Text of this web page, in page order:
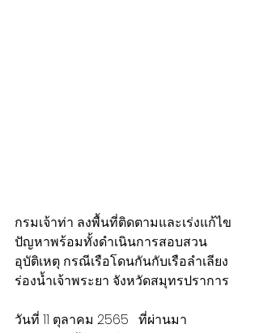
กรมเจ้าท่า ลงพื้นที่ติดตามและเร่งแก้ไข
ปัญหาพร้อมทั้งดำเนินการสอบสวน
อุบัติเหตุ กรณีเรือโดนกันกับเรือลำเลียง
ร่องน้ำเจ้าพระยา จังหวัดสมุทรปราการ
วันที่ 11 ตุลาคม 2565   ที่ผ่านมา